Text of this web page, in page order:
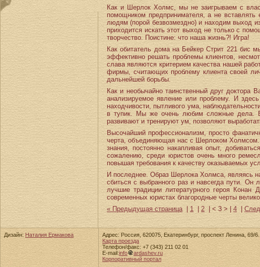
Как и Шерлок Холмс, мы не заигрываем с
помощником предпринимателя, а не
людям (порой безвозмездно) и находим выход
приходится искать этот выход не только с
творчество. Поистине: что наша жизнь?! Игра!
Как обитатель дома на Бейкер Cтрит 221 бис
эффективно решать проблемы клиентов,
слава являются критерием качества нашей
фирмы, считающих проблему клиента своей
дальнейшей борьбы.
Как и необычайно таинственный друг доктора
анализируемое явление или проблему. И
находчивости, пытливого ума,
в тупик. Мы же очень любим сложные дела.
развивают и тренируют ум, позволяют
Высочайший профессионализм, просто
черта, объединяющая нас с Шерлоком Холмсом.
знания, постоянно накапливая опыт,
сожалению, среди юристов очень много
повышая требования к качеству оказываемых
И последнее. Образ Шерлока Холмса, являясь
сбиться с выбранного раз и навсегда пути.
лучшие традиции литературного героя
современных юристах благородные черты
« Предыдущая страница
1| 2| < 3 > 4 |
Дизайн: Наталия Ермакова
Адрес: Россия, 620075, Екатеринбург, проспект Ленина, 69/6.
Карта проезда
Телефон/факс: +7 (343) 211 02 01
E-mail:info
ardashev.ru
Корпоративный портал